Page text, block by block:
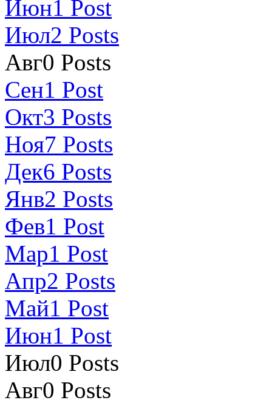
Июн1 Post
Июл2 Posts
Авг0 Posts
Сен1 Post
Окт3 Posts
Ноя7 Posts
Дек6 Posts
Янв2 Posts
Фев1 Post
Мар1 Post
Апр2 Posts
Май1 Post
Июн1 Post
Июл0 Posts
Авг0 Posts